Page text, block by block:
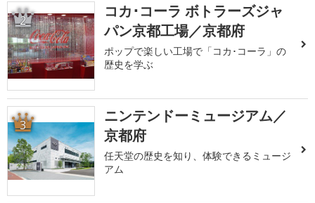
2
コカ･コーラ ボトラーズジャ
パン京都工場／京都府
ポップで楽しい工場で「コカ･コーラ」の
歴史を学ぶ
3
ニンテンドーミュージアム／
京都府
任天堂の歴史を知り、体験できるミュージ
アム